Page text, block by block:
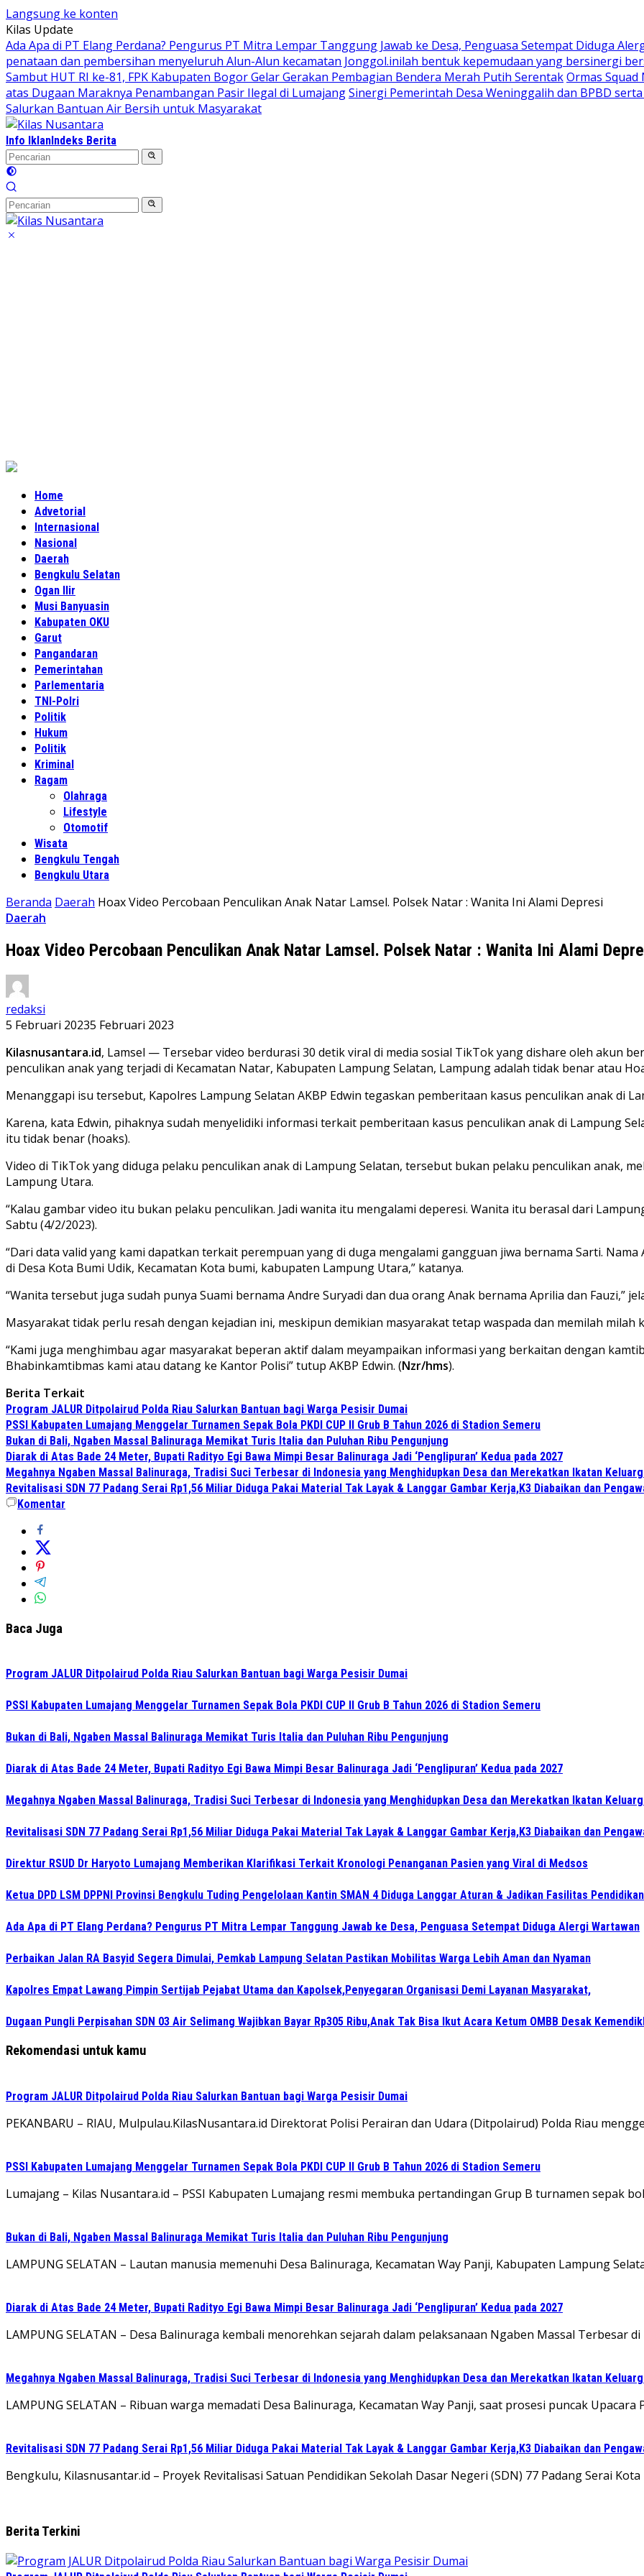
Langsung ke konten
Kilas Update
Ada Apa di PT Elang Perdana? Pengurus PT Mitra Lempar Tanggung Jawab ke Desa, Penguasa Setempat Diduga
penataan dan pembersihan menyeluruh Alun-Alun kecamatan Jonggol.inilah bentuk kepemudaan yang bersinergi
Sambut HUT RI ke-81, FPK Kabupaten Bogor Gelar Gerakan Pembagian Bendera Merah Putih SerentakOrmas
atas Dugaan Maraknya Penambangan Pasir Ilegal di LumajangSinergi Pemerintah Desa Weninggalih dan BPBD
Salurkan Bantuan Air Bersih untuk Masyarakat
Info IklanIndeks Berita
Home
Advetorial
Internasional
Nasional
Daerah
Bengkulu Selatan
Ogan Ilir
Musi Banyuasin
Kabupaten OKU
Garut
Pangandaran
Pemerintahan
Parlementaria
TNI-Polri
Politik
Hukum
Politik
Kriminal
Ragam
Olahraga
Lifestyle
Otomotif
Wisata
Bengkulu Tengah
Bengkulu Utara
Beranda Daerah Hoax Video Percobaan Penculikan Anak Natar Lamsel. Polsek Natar : Wanita Ini Alami Depresi
Daerah
Hoax Video Percobaan Penculikan Anak Natar Lamsel. Polsek Natar : Wanita Ini Alami
redaksi
5 Februari 20235 Februari 2023
Kilasnusantara.id, Lamsel — Tersebar video berdurasi 30 detik viral di media sosial TikTok yang dishare oleh akun
penculikan anak yang terjadi di Kecamatan Natar, Kabupaten Lampung Selatan, Lampung adalah tidak benar atau
Menanggapi isu tersebut, Kapolres Lampung Selatan AKBP Edwin tegaskan pemberitaan kasus penculikan anak di
Karena, kata Edwin, pihaknya sudah menyelidiki informasi terkait pemberitaan kasus penculikan anak di Lampung
itu tidak benar (hoaks).
Video di TikTok yang diduga pelaku penculikan anak di Lampung Selatan, tersebut bukan pelaku penculikan anak,
Lampung Utara.
“Kalau gambar video itu bukan pelaku penculikan. Jadi wanita itu mengalami deperesi. Wanita itu berasal dari
Sabtu (4/2/2023).
“Dari data valid yang kami dapatkan terkait perempuan yang di duga mengalami gangguan jiwa bernama Sarti.
di Desa Kota Bumi Udik, Kecamatan Kota bumi, kabupaten Lampung Utara,” katanya.
“Wanita tersebut juga sudah punya Suami bernama Andre Suryadi dan dua orang Anak bernama Aprilia dan Fauzi,”
Masyarakat tidak perlu resah dengan kejadian ini, meskipun demikian masyarakat tetap waspada dan memilah
“Kami juga menghimbau agar masyarakat beperan aktif dalam meyampaikan informasi yang berkaitan dengan
Bhabinkamtibmas kami atau datang ke Kantor Polisi” tutup AKBP Edwin. (Nzr/hms).
Berita Terkait
Program JALUR Ditpolairud Polda Riau Salurkan Bantuan bagi Warga Pesisir Dumai
PSSI Kabupaten Lumajang Menggelar Turnamen Sepak Bola PKDI CUP II Grub B Tahun 2026 di Stadion Semeru
Bukan di Bali, Ngaben Massal Balinuraga Memikat Turis Italia dan Puluhan Ribu Pengunjung
Diarak di Atas Bade 24 Meter, Bupati Radityo Egi Bawa Mimpi Besar Balinuraga Jadi ‘Penglipuran’ Kedua pada 2027
Megahnya Ngaben Massal Balinuraga, Tradisi Suci Terbesar di Indonesia yang Menghidupkan Desa dan Merekatkan Ikatan
Revitalisasi SDN 77 Padang Serai Rp1,56 Miliar Diduga Pakai Material Tak Layak & Langgar Gambar Kerja,K3 Diabaikan dan
Komentar
Baca Juga
Program JALUR Ditpolairud Polda Riau Salurkan Bantuan bagi Warga Pesisir Dumai
PSSI Kabupaten Lumajang Menggelar Turnamen Sepak Bola PKDI CUP II Grub B Tahun 2026 di Stadion Semeru
Bukan di Bali, Ngaben Massal Balinuraga Memikat Turis Italia dan Puluhan Ribu Pengunjung
Diarak di Atas Bade 24 Meter, Bupati Radityo Egi Bawa Mimpi Besar Balinuraga Jadi ‘Penglipuran’ Kedua pada 2027
Megahnya Ngaben Massal Balinuraga, Tradisi Suci Terbesar di Indonesia yang Menghidupkan Desa dan Merekatkan Ikatan
Revitalisasi SDN 77 Padang Serai Rp1,56 Miliar Diduga Pakai Material Tak Layak & Langgar Gambar Kerja,K3 Diabaikan dan
Direktur RSUD Dr Haryoto Lumajang Memberikan Klarifikasi Terkait Kronologi Penanganan Pasien yang Viral di Medsos
Ketua DPD LSM DPPNI Provinsi Bengkulu Tuding Pengelolaan Kantin SMAN 4 Diduga Langgar Aturan & Jadikan Fasilitas
Ada Apa di PT Elang Perdana? Pengurus PT Mitra Lempar Tanggung Jawab ke Desa, Penguasa Setempat Diduga Alergi Wartawan
Perbaikan Jalan RA Basyid Segera Dimulai, Pemkab Lampung Selatan Pastikan Mobilitas Warga Lebih Aman dan Nyaman
Kapolres Empat Lawang Pimpin Sertijab Pejabat Utama dan Kapolsek,Penyegaran Organisasi Demi Layanan Masyarakat,
Dugaan Pungli Perpisahan SDN 03 Air Selimang Wajibkan Bayar Rp305 Ribu,Anak Tak Bisa Ikut Acara Ketum OMBB Desak
Rekomendasi untuk kamu
Program JALUR Ditpolairud Polda Riau Salurkan Bantuan bagi Warga Pesisir Dumai
PEKANBARU – RIAU, Mulpulau.KilasNusantara.id Direktorat Polisi Perairan dan Udara (Ditpolairud) Polda Riau
PSSI Kabupaten Lumajang Menggelar Turnamen Sepak Bola PKDI CUP II Grub B Tahun 2026 di Stadion Semeru
Lumajang – Kilas Nusantara.id – PSSI Kabupaten Lumajang resmi membuka pertandingan Grup B turnamen sepak
Bukan di Bali, Ngaben Massal Balinuraga Memikat Turis Italia dan Puluhan Ribu Pengunjung
LAMPUNG SELATAN – Lautan manusia memenuhi Desa Balinuraga, Kecamatan Way Panji, Kabupaten Lampung
Diarak di Atas Bade 24 Meter, Bupati Radityo Egi Bawa Mimpi Besar Balinuraga Jadi ‘Penglipuran’ Kedua pada 2027
LAMPUNG SELATAN – Desa Balinuraga kembali menorehkan sejarah dalam pelaksanaan Ngaben Massal Terbesar
Megahnya Ngaben Massal Balinuraga, Tradisi Suci Terbesar di Indonesia yang Menghidupkan Desa dan Merekatkan Ikatan
LAMPUNG SELATAN – Ribuan warga memadati Desa Balinuraga, Kecamatan Way Panji, saat prosesi puncak
Revitalisasi SDN 77 Padang Serai Rp1,56 Miliar Diduga Pakai Material Tak Layak & Langgar Gambar Kerja,K3 Diabaikan dan
Bengkulu, Kilasnusantar.id – Proyek Revitalisasi Satuan Pendidikan Sekolah Dasar Negeri (SDN) 77 Padang Serai
Berita Terkini